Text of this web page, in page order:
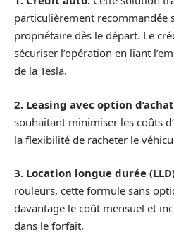
particulièrement recommandée
propriétaire dès le départ. Le
sécuriser l’opération en liant
de la Tesla.
2. Leasing avec option
souhaitant minimiser les coûts
la flexibilité de racheter le
3. Location longue durée
rouleurs, cette formule sans
davantage le coût mensuel et
dans le forfait.